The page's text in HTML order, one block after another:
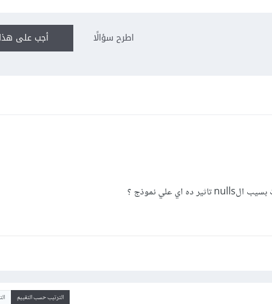
أجب على اطرح سؤالًا
الترتيب حسب التقييم